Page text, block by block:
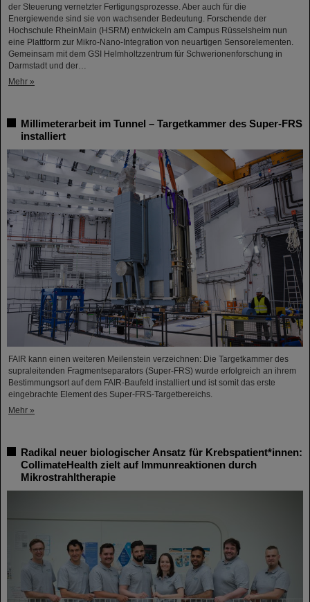
der Steuerung vernetzter Fertigungsprozesse. Aber auch für die
Energiewende sind sie von wachsender Bedeutung. Forschende der
Hochschule RheinMain (HSRM) entwickeln am Campus Rüsselsheim nun
eine Plattform zur Mikro-Nano-Integration von neuartigen Sensorelementen.
Gemeinsam mit dem GSI Helmholtzzentrum für Schwerionenforschung in
Darmstadt und der…
Mehr »
Millimeterarbeit im Tunnel – Targetkammer des Super-FRS
installiert
FAIR kann einen weiteren Meilenstein verzeichnen: Die Targetkammer des
supraleitenden Fragmentseparators (Super-FRS) wurde erfolgreich an ihrem
Bestimmungsort auf dem FAIR-Baufeld installiert und ist somit das erste
eingebrachte Element des Super-FRS-Targetbereichs.
Mehr »
Radikal neuer biologischer Ansatz für Krebspatient*innen:
CollimateHealth zielt auf Immunreaktionen durch
Mikrostrahltherapie